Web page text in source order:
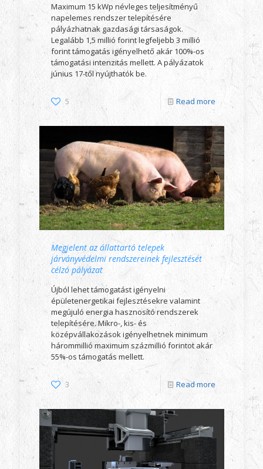
Maximum 15 kWp névleges teljesítményű
napelemes rendszer telepítésére
pályázhatnak gazdasági társaságok.
Legalább 1,5 millió forint legfeljebb 3 millió
forint támogatás igényelhető akár 100%-os
támogatási intenzitás mellett. A pályázatok
június 17-től nyújthatók be.
5 Read more
Megjelent az állattartó telepek
járványvédelmi rendszereinek fejlesztését
célzó pályázat
Újból lehet támogatást igényelni
épületenergetikai fejlesztésekre valamint
megújuló energia hasznosító rendszerek
telepítésére. Mikro-, kis- és
középvállakozások igényelhetnek minimum
hárommillió maximum százmillió forintot akár
55%-os támogatás mellett.
3 Read more